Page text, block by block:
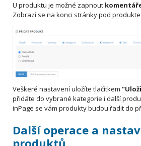
U produktu je možné zapnout
Zobrazí se na konci stránky pod
Veškeré nastavení uložíte tlačítkem
přidáte do vybrané kategorie i další
inPage se vám produkty budou řadit do
Další operace a